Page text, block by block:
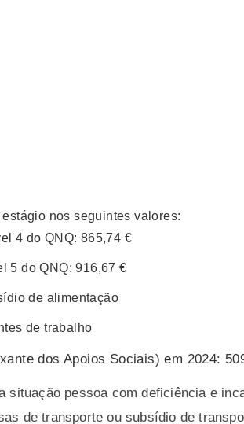
nos seguintes valores:
4 do QNQ: 865,74 €
5 do QNQ: 916,67 €
de alimentação
de trabalho
dos Apoios Sociais) em 2024:
situação pessoa com deficiência e
de transporte ou subsídio de